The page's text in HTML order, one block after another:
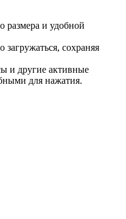
размера и удобной
сохраняя
и другие активные
для нажатия.